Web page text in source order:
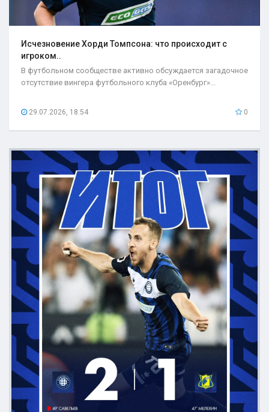
Исчезновение Хорди Томпсона: что происходит с
игроком..
В футбольном сообществе активно обсуждается загадочное
отсутствие вингера футбольного клуба «Оренбург»...
29.07.2026, 18:54 0